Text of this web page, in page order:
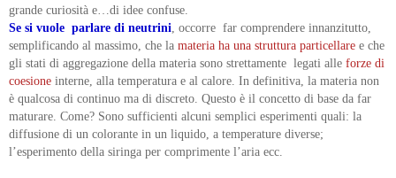
grande curiosità e…di idee confuse.
Se si vuole parlare di neutrini , occorre far comprendere innanzitutto,
semplificando al massimo, che la materia ha una struttura particellare e che
gli stati di aggregazione della materia sono strettamente legati alle forze di
coesione interne, alla temperatura e al calore. In definitiva, la materia non
è qualcosa di continuo ma di discreto. Questo è il concetto di base da far
maturare. Come? Sono sufficienti alcuni semplici esperimenti quali: la
diffusione di un colorante in un liquido, a temperature diverse;
l’esperimento della siringa per comprimente l’aria ecc.